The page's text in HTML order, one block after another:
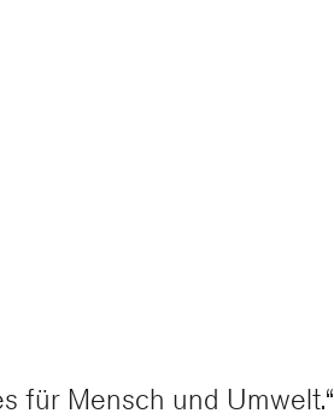
für Mensch und Umwelt.“